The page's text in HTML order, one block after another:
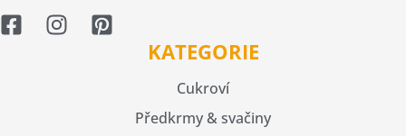
KATEGORIE
Cukroví
Předkrmy & svačiny